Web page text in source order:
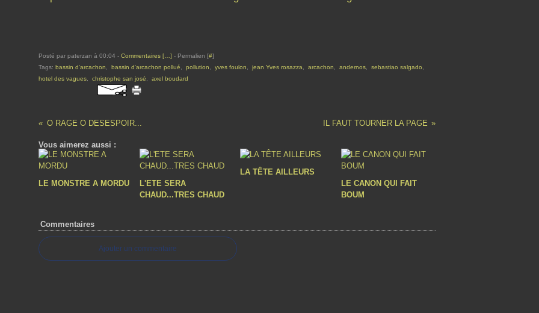
Posté par paterzan à 00:04 - Commentaires [ ] - Permalien [#]
Tags: bassin d'arcachon bassin d'arcachon pollué pollution yves foulon jean Yves rosazza arcachon andernos sebastiao salgado
hotel des vagues
christophe san josé axel boudard
O RAGE O DESESPOIR... IL FAUT TOURNER LA PAGE
Vous aimerez aussi :
LE MONSTRE A MORDU
L'ETE SERA
CHAUD...TRES CHAUD
LA TÊTE AILLEURS
LE CANON QUI FAIT
BOUM
Commentaires
Ajouter un commentaire